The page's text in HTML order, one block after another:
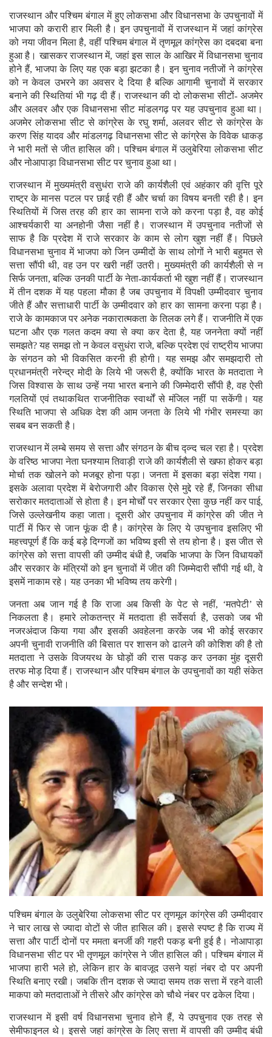
राजस्थान और पश्चिम बंगाल में हुए लोकसभा और विधानसभा के उपचुनावों में
भाजपा को करारी हार मिली है। इन उपचुनावों में राजस्थान में जहां कांग्रेस
को नया जीवन मिला है, वहीं पश्चिम बंगाल में तृणमूल कांग्रेस का दबदबा बना
हुआ है। खासकर राजस्थान में, जहां इस साल के आखिर में विधानसभा चुनाव
होने हैं, भाजपा के लिए यह एक बड़ा झटका है। इन चुनाव नतीजों ने कांग्रेस
को न केवल उभरने का अवसर दे दिया है बल्कि आगामी चुनावों में सरकार
बनाने की स्थितियां भी गढ़ दी हैं। राजस्थान की दो लोकसभा सीटों- अजमेर
और अलवर और एक विधानसभा सीट मांडलगढ़ पर यह उपचुनाव हुआ था।
अजमेर लोकसभा सीट से कांग्रेस के रघु शर्मा, अलवर सीट से कांग्रेस के
करण सिंह यादव और मांडलगढ़ विधानसभा सीट से कांग्रेस के विवेक धाकड़
ने भारी मतों से जीत हासिल की। पश्चिम बंगाल में उलुबेरिया लोकसभा सीट
और नोआपाड़ा विधानसभा सीट पर चुनाव हुआ था।
राजस्थान में मुख्यमंत्री वसुधंरा राजे की कार्यशैली एवं अहंकार की वृत्ति पूरे
राष्ट्र के मानस पटल पर छाई रही हैं और चर्चा का विषय बनती रही है। इन
स्थितियों में जिस तरह की हार का सामना राजे को करना पड़ा है, वह कोई
आश्चर्यकारी या अनहोनी जैसा नहीं है। राजस्थान में उपचुनाव नतीजों से
साफ है कि प्रदेश में राजे सरकार के काम से लोग खुश नहीं हैं। पिछले
विधानसभा चुनाव में भाजपा को जिन उम्मीदों के साथ लोगों ने भारी बहुमत से
सत्ता सौंपी थी, वह उन पर खरी नहीं उतरी। मुख्यमंत्री की कार्यशैली से न
सिर्फ जनता, बल्कि उनकी पार्टी के नेता-कार्यकर्ता भी खुश नहीं हैं। राजस्थान
में तीन दशक में यह पहला मौका है जब उपचुनाव में विपक्षी उम्मीदवार चुनाव
जीते हैं और सत्ताधारी पार्टी के उम्मीदवार को हार का सामना करना पड़ा है।
राजे के कामकाज पर अनेक नकारात्मकता के तिलक लगे हैं। राजनीति में एक
घटना और एक गलत कदम क्या से क्या कर देता है, यह जननेता क्यों नहीं
समझते? यह समझ तो न केवल वसुधंरा राजे, बल्कि प्रदेश एवं राष्ट्रीय भाजपा
के संगठन को भी विकसित करनी ही होगी। यह समझ और समझदारी तो
प्रधानमंत्री नरेन्द्र मोदी के लिये भी जरूरी है, क्योंकि भारत के मतदाता ने
जिस विश्वास के साथ उन्हें नया भारत बनाने की जिम्मेदारी सौंपी है, वह ऐसी
गलतियों एवं तथाकथित राजनीतिक स्वार्थों से मंजिल नहीं पा सकेंगी। यह
स्थिति भाजपा से अधिक देश की आम जनता के लिये भी गंभीर समस्या का
सबब बन सकती है।
राजस्थान में लम्बे समय से सत्ता और संगठन के बीच द्व्न्द चल रहा है। प्रदेश
के वरिष्ठ भाजपा नेता घनश्याम तिवाड़ी राजे की कार्यशैली से खफा होकर बड़ा
मोर्चा तक खोलने को मजबूर होना पड़ा। जनता में इसका बड़ा संदेश गया।
इसके अलावा प्रदेश में बेरोजगारी और विकास ऐसे मुद्दे रहे हैं, जिनका सीधा
सरोकार मतदाताओं से होता है। इन मोर्चों पर सरकार ऐसा कुछ नहीं कर पाई,
जिसे उल्लेखनीय कहा जाता। दूसरी ओर उपचुनाव में कांग्रेस की जीत ने
पार्टी में फिर से जान फूंक दी है। कांग्रेस के लिए ये उपचुनाव इसलिए भी
महत्त्वपूर्ण हैं कि कई बड़े दिग्गजों का भविष्य इसी से तय होना है। इस जीत से
कांग्रेस को सत्ता वापसी की उम्मीद बंधी है, जबकि भाजपा के जिन विधायकों
और सरकार के मंत्रियों को इन चुनावों में जीत की जिम्मेदारी सौंपी गई थी, वे
इसमें नाकाम रहे। यह उनका भी भविष्य तय करेगी।
जनता अब जान गई है कि राजा अब किसी के पेट से नहीं, ‘मतपेटी’ से
निकलता है। हमारे लोकतन्त्र में मतदाता ही सर्वेसर्वा है, उसको जब भी
नजरअंदाज किया गया और इसकी अवहेलना करके जब भी कोई सरकार
अपनी चुनावी राजनीति की बिसात पर शासन को ढालने की कोशिश की है तो
मतदाता ने उसके विजयरथ के घोड़ों की रास पकड़ कर उनका मुंह दूसरी
तरफ मोड़ दिया हैं। राजस्थान और पश्चिम बंगाल के उपचुनावों का यही संकेत
है और सन्देश भी।
पश्चिम बंगाल के उलुबेरिया लोकसभा सीट पर तृणमूल कांग्रेस की उम्मीदवार
ने चार लाख से ज्यादा वोटों से जीत हासिल की। इससे स्पष्ट है कि राज्य में
सत्ता और पार्टी दोनों पर ममता बनर्जी की गहरी पकड़ बनी हुई है। नोआपाड़ा
विधानसभा सीट पर भी तृणमूल कांग्रेस ने जीत हासिल की। पश्चिम बंगाल में
भाजपा हारी भले हो, लेकिन हार के बावजूद उसने यहां नंबर दो पर अपनी
स्थिति बनाए रखी। जबकि तीन दशक से ज्यादा समय तक सत्ता में रहने वाली
माकपा को मतदाताओं ने तीसरे और कांग्रेस को चौथे नंबर पर ढकेल दिया।
राजस्थान में इसी वर्ष विधानसभा चुनाव होने हैं, ये उपचुनाव एक तरह से
सेमीफाइनल थे। इससे जहां कांग्रेस के लिए सत्ता में वापसी की उम्मीद बंधी